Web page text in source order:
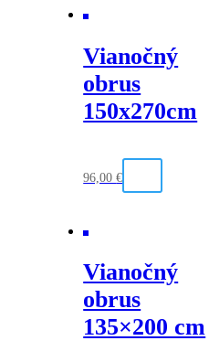
Vianočný
obrus
150x270cm
96,00€
Vianočný
obrus
135×200 cm